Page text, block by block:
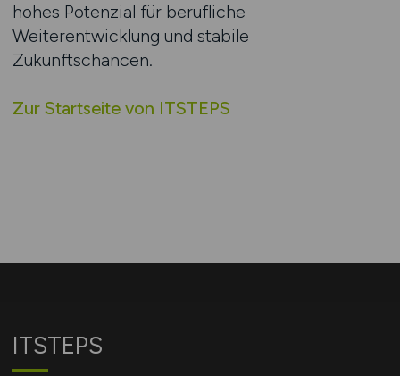
hohes Potenzial für berufliche
Weiterentwicklung und stabile
Zukunftschancen.
Zur Startseite von ITSTEPS
ITSTEPS